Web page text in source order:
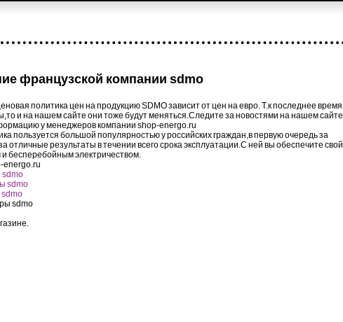
французской компании sdmo
политика цен на продукцию SDMO зависит от цен на евро. Т.к последнее время
и на нашем сайте они тоже будут меняться.Следите за новостями на нашем сайте
у менеджеров компании shop-energo.ru
пользуется большой популярностью у российских граждан,в первую очередь за
отличные результаты в течении всего срока эксплуатации.С ней вы обеспечите свой
бесперебойным электричеством.
energo.ru
sdmo
sdmo
sdmo
sdmo